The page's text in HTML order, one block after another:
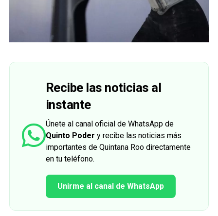
Recibe las noticias al
instante
Únete al canal oficial de WhatsApp de
Quinto Poder y recibe las noticias más
importantes de Quintana Roo directamente
en tu teléfono.
Unirme al canal de WhatsApp